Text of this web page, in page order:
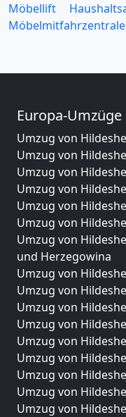
Möbellift
Möbelmitfahrzentrale
Europa-Umzüge
Umzug von
Umzug von
Umzug von
Umzug von
Umzug von
Umzug von
Umzug von
und Herzegowina
Umzug von
Umzug von
Umzug von
Umzug von
Umzug von
Umzug von
Umzug von
Umzug von
Umzug von